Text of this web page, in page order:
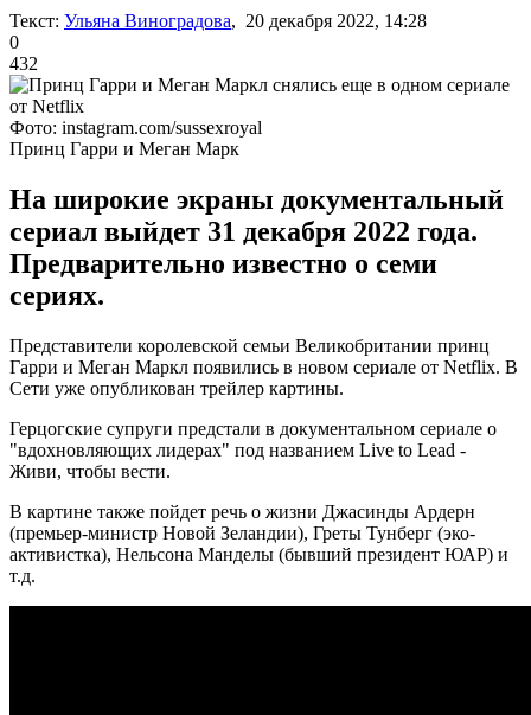
Текст: Ульяна Виноградова, 20 декабря 2022, 14:28
0
432
Фото: instagram.com/sussexroyal
Принц Гарри и Меган Марк
На широкие экраны документальный
сериал выйдет 31 декабря 2022 года.
Предварительно известно о семи
сериях.
Представители королевской семьи Великобритании принц
Гарри и Меган Маркл появились в новом сериале от Netflix. В
Сети уже опубликован трейлер картины.
Герцогские супруги предстали в документальном сериале о
"вдохновляющих лидерах" под названием Live to Lead -
Живи, чтобы вести.
В картине также пойдет речь о жизни Джасинды Ардерн
(премьер-министр Новой Зеландии), Греты Тунберг (эко-
активистка), Нельсона Манделы (бывший президент ЮАР) и
т.д.